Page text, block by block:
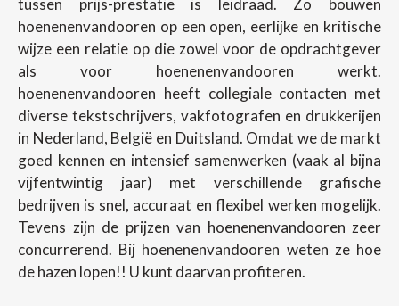
tussen prijs-prestatie is leidraad. Zo bouwen
hoenenenvandooren op een open, eerlijke en kritische
wijze een relatie op die zowel voor de opdrachtgever
als voor hoenenenvandooren werkt.
hoenenenvandooren heeft collegiale contacten met
diverse tekstschrijvers, vakfotografen en drukkerijen
in Nederland, België en Duitsland. Omdat we de markt
goed kennen en intensief samenwerken (vaak al bijna
vijfentwintig jaar) met verschillende grafische
bedrijven is snel, accuraat en flexibel werken mogelijk.
Tevens zijn de prijzen van hoenenenvandooren zeer
concurrerend. Bij hoenenenvandooren weten ze hoe
de hazen lopen!! U kunt daarvan profiteren.